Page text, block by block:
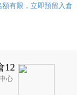
有限，立即預留入倉
12
心